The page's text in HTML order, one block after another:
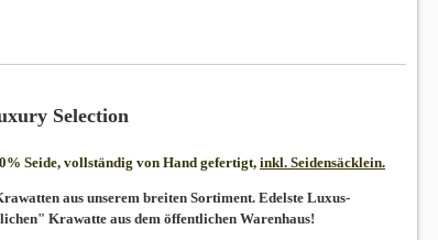
Selection
Seide, vollständig von Hand gefertigt, inkl. Seidensäcklein.
aus unserem breiten Sortiment. Edelste Luxus-
Krawatte aus dem öffentlichen Warenhaus!